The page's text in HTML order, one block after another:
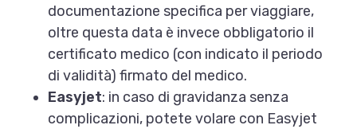
documentazione specifica per viaggiare,
oltre questa data è invece obbligatorio il
certificato medico (con indicato il periodo
di validità) firmato del medico.
Easyjet: in caso di gravidanza senza
complicazioni, potete volare con Easyjet